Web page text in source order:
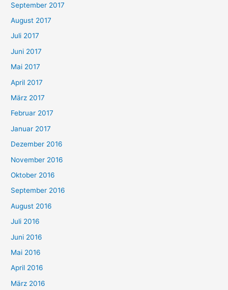
September 2017
August 2017
Juli 2017
Juni 2017
Mai 2017
April 2017
März 2017
Februar 2017
Januar 2017
Dezember 2016
November 2016
Oktober 2016
September 2016
August 2016
Juli 2016
Juni 2016
Mai 2016
April 2016
März 2016